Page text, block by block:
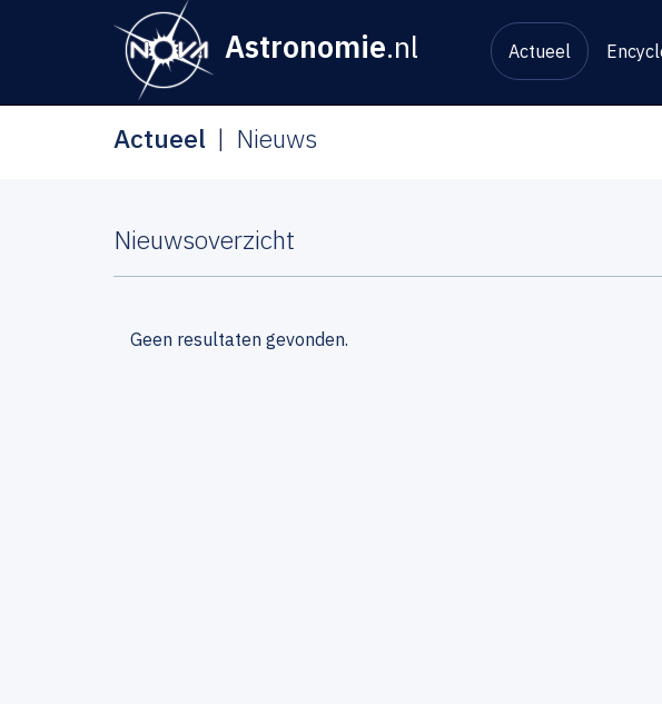
Astronomie.nl Actueel
Actueel Nieuws
Nieuwsoverzicht
Geen resultaten gevonden.